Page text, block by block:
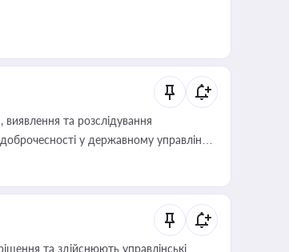
та розслідування
у державному управлінні
та здійснюють управлінські